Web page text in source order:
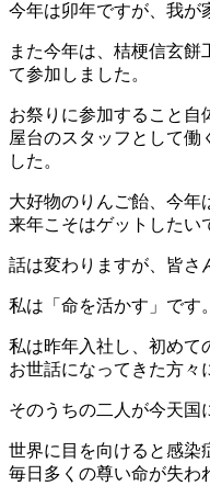
今年は卯年ですが、我が
また今年は、桔梗信玄
て参加しました。
お祭りに参加すること自
屋台のスタッフとして働
した。
大好物のりんご飴、今年
来年こそはゲットしたい
話は変わりますが、皆さ
私は「命を活かす」です。
私は昨年入社し、初めて
お世話になってきた方々
そのうちの二人が今天国
世界に目を向けると感染
毎日多くの尊い命が失わ